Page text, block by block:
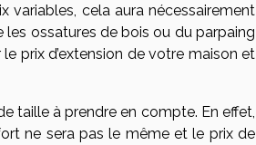
variables, cela aura nécessairement
les ossatures de bois ou du parpaing
prix d’extension de votre maison et
taille à prendre en compte. En effet,
ne sera pas le même et le prix de